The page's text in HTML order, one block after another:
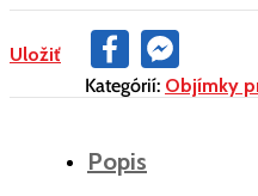
Uložiť
Facebook
Kategórií: Objímky
Popis